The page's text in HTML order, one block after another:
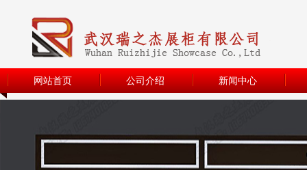
网站首页 公司介绍 新闻中心